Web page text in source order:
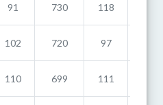
91 730 118
102 720 97
110 699 111